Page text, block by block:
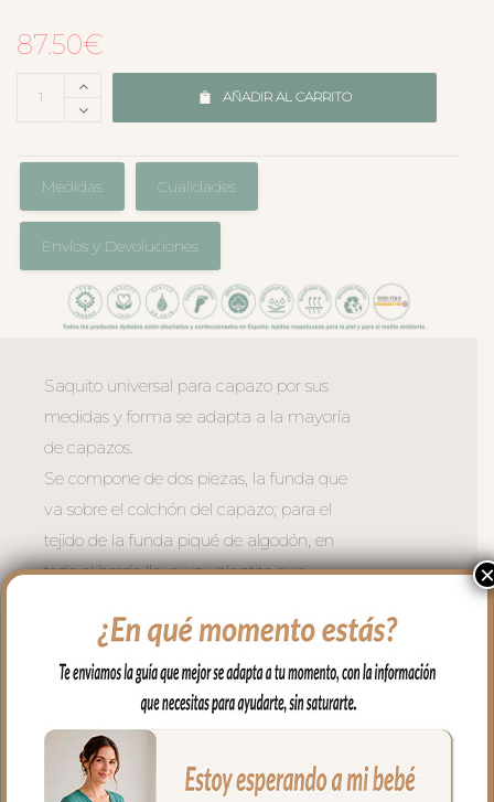
87.50€
AÑADIR AL CARRITO
Medidas Cualidades
Envíos y Devoluciones
Saquito universal para capazo por sus
medidas y forma se adapta a la mayoría
de capazos.
Se compone de dos piezas, la funda que
va sobre el colchón del capazo; para el
tejido de la funda piqué de algodón, en
todo el borde lleva un volantito que
rozar al bebé en las piernitas.
Para la tapa del saco tejido piqué de
algodón con aplique de puntilla y
bordado de bodoques.
El relleno de la funda es de micro fibra
hueca para mayor confort del bebé y
×